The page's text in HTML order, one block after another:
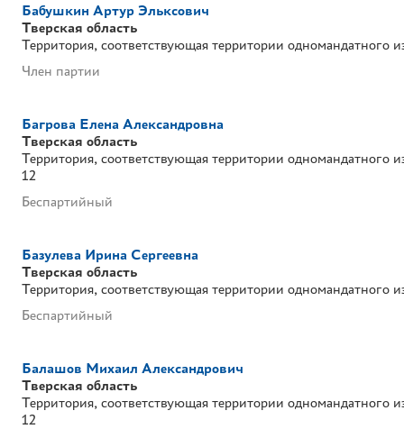
Бабушкин Артур Эльксович
Тверская область
Территория, соответствующая территории
Член партии
Багрова Елена Александровна
Тверская область
Территория, соответствующая территории
12
Беспартийный
Базулева Ирина Сергеевна
Тверская область
Территория, соответствующая территории
Беспартийный
Балашов Михаил Александрович
Тверская область
Территория, соответствующая территории
12